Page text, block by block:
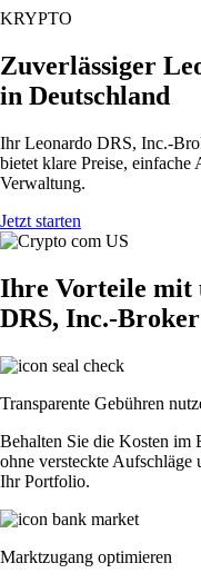
KRYPTO
Zuverlässiger
in Deutschland
Ihr Leonardo DRS, Inc.-
bietet klare Preise,
Verwaltung.
Jetzt starten
Ihre Vorteile mit
DRS, Inc.-Broker
Transparente Gebühren
Behalten Sie die Kosten
ohne versteckte Aufschläge
Ihr Portfolio.
Marktzugang optimieren